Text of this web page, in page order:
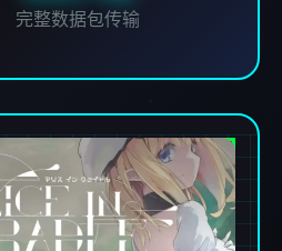
完整数据包传输